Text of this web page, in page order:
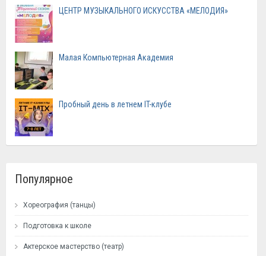
ЦЕНТР МУЗЫКАЛЬНОГО ИСКУССТВА «МЕЛОДИЯ»
Малая Компьютерная Академия
Пробный день в летнем IT-клубе
Популярное
Хореография (танцы)
Подготовка к школе
Актерское мастерство (театр)